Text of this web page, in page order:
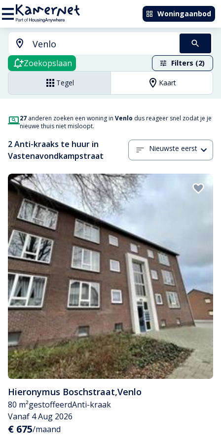
Woningaanbod
Zoekopslaan Filters (2)
Tegel Kaart
27 anderen zoeken een woning in Venlo dus reageer snel zodat je je
nieuwe thuis niet misloopt.
2 Anti-kraaks te huur in
Vastenavondkampstraat
Nieuwste eerst
Hieronymus Boschstraat,Venlo
80 m²gestoffeerdAnti-kraak
Vanaf 4 Aug 2026
€ 675/maand